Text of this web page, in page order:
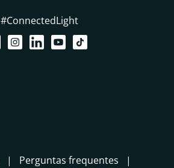
#ConnectedLight
Perguntas frequentes